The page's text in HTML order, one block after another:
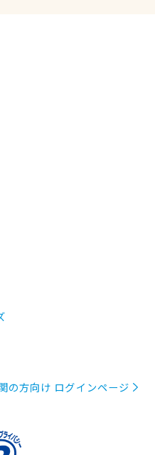
の方向け ログインページ